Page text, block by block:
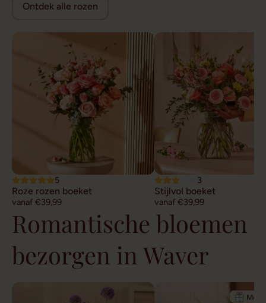
Ontdek alle rozen
5
Roze rozen boeket
vanaf €39,99
3
Stijlvol boeket
vanaf €39,99
Romantische bloemen
bezorgen in Waver